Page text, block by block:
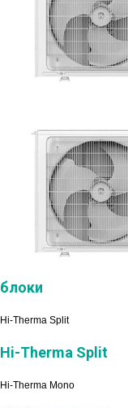
блоки
Hi-Therma Split
Hi-Therma Split
Hi-Therma Mono